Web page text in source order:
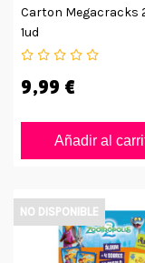
Carton Megacracks
1ud
9,99 €
Añadir al
NO DISPONIBLE